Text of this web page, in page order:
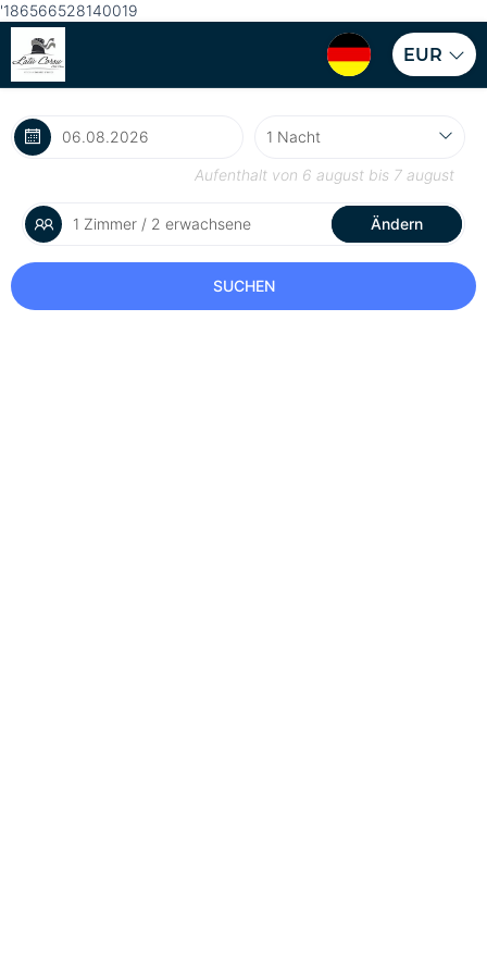
'186566528140019
EUR
Aufenthalt von 6 august bis 7 august
1 Zimmer / 2 erwachsene Ändern